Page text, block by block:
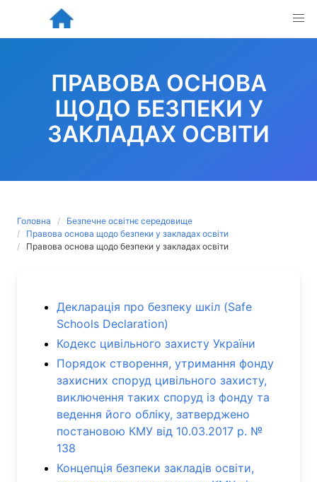
content
ПРАВОВА ОСНОВА
ЩОДО БЕЗПЕКИ У
ЗАКЛАДАХ ОСВІТИ
Головна
Безпечне освітнє середовище
Правова основа щодо безпеки у закладах освіти
Правова основа щодо безпеки у закладах освіти
Декларація про безпеку шкіл (Safe
Schools Declaration)
Кодекс цивільного захисту України
Порядок створення, утримання фонду
захисних споруд цивільного захисту,
виключення таких споруд із фонду та
ведення його обліку, затверджено
постановою КМУ від 10.03.2017 р. №
138
Концепція безпеки закладів освіти,